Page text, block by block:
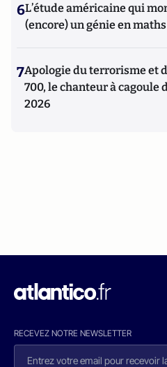
6L’étude américaine qui
(encore) un génie en maths
7Apologie du terrorisme et
700, le chanteur à cagoule
2026
RECEVEZ NOTRE NEWSLETTER